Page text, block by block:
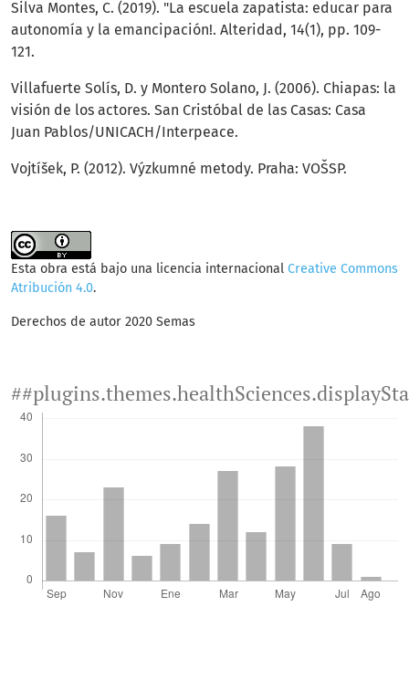
Silva Montes, C. (2019). "La escuela zapatista: educar para
autonomía y la emancipación!. Alteridad, 14(1), pp. 109-
121.
Villafuerte Solís, D. y Montero Solano, J. (2006). Chiapas: la
visión de los actores. San Cristóbal de las Casas: Casa
Juan Pablos/UNICACH/Interpeace.
Vojtíšek, P. (2012). Výzkumné metody. Praha: VOŠSP.
Esta obra está bajo una licencia internacional Creative Commons
Atribución 4.0.
Derechos de autor 2020 Semas